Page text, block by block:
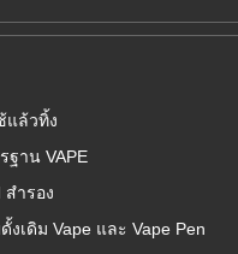
แล้วทิ้ง
ฐาน VAPE
ำรอง
งเดิม Vape และ Vape Pen